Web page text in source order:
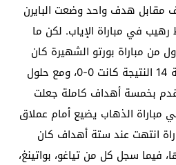
مقابل هدف واحد وضعت البايرن
في مباراة الإياب. لكن ما
من مباراة بورتو الشهيرة كان
شيئاً خرافياً بالفعل. الدقيقة 14 النتيجة كانت 0-0، ومع حلول
يتقدم بخمسة أهداف كاملة جعلت
90 دقيقة في مباراة الذهاب يضيع أمام عملاق
انتهت عند ستة أهداف كان
فيما سجل كل من تياغو، بواتينغ،